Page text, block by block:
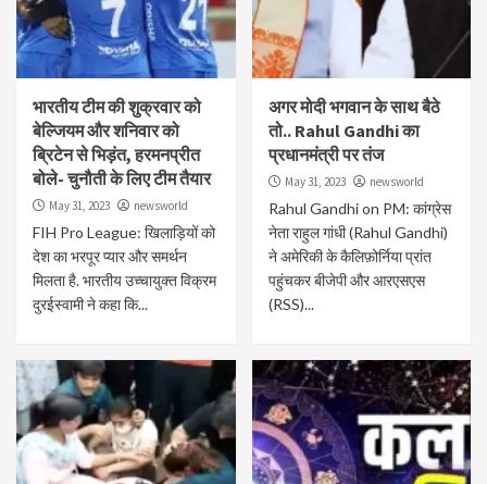
भारतीय टीम की शुक्रवार को
बेल्जियम और शनिवार को
ब्रिटेन से भिड़ंत, हरमनप्रीत
बोले- चुनौती के लिए टीम तैयार
May 31, 2023 newsworld
FIH Pro League: खिलाड़ियों को
देश का भरपूर प्यार और समर्थन
मिलता है. भारतीय उच्चायुक्त विक्रम
दुरईस्वामी ने कहा कि...
अगर मोदी भगवान के साथ बैठे
तो.. Rahul Gandhi का
प्रधानमंत्री पर तंज
May 31, 2023 newsworld
Rahul Gandhi on PM: कांग्रेस
नेता राहुल गांधी (Rahul Gandhi)
ने अमेरिकी के कैलिफ़ोर्निया प्रांत
पहुंचकर बीजेपी और आरएसएस
(RSS)...